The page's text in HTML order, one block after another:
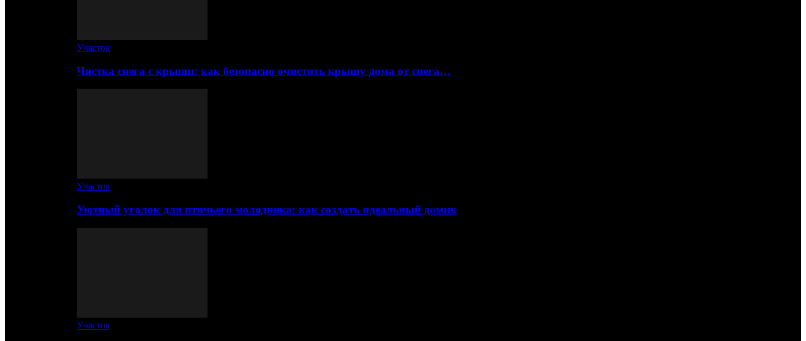
Участок
Чистка снега с крыши: как безопасно очистить крышу дома от снега…
Участок
Уютный уголок для птичьего молодняка: как создать идеальный домик
Участок